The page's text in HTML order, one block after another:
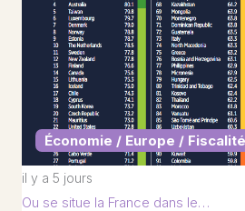
Économie / Europe /
il y a 5 jours
Ou se situe la France dans le…